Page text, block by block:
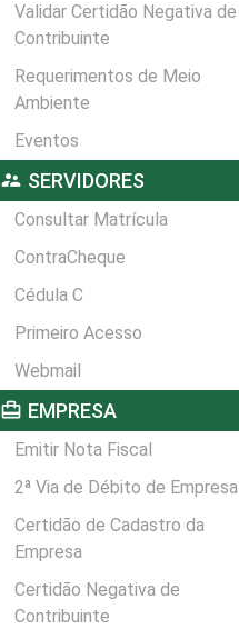
Validar Certidão Negativa de
Contribuinte
Requerimentos de Meio
Ambiente
Eventos
supervisor_account SERVIDORES
Consultar Matrícula
ContraCheque
Cédula C
Primeiro Acesso
Webmail
card_travel EMPRESA
Emitir Nota Fiscal
2ª Via de Débito de Empresa
Certidão de Cadastro da
Empresa
Certidão Negativa de
Contribuinte